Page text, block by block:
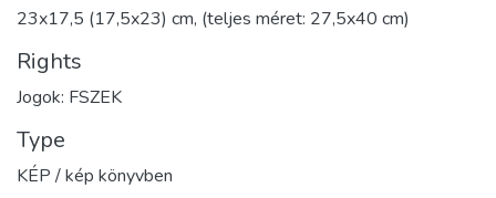
23x17,5 (17,5x23) cm, (teljes méret: 27,5x40 cm)
Rights
Jogok: FSZEK
Type
KÉP / kép könyvben